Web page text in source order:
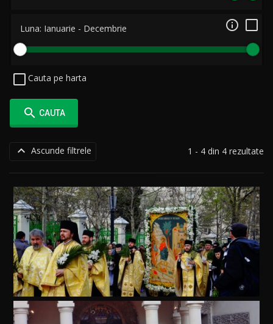
Luna: Ianuarie - Decembrie 
Cauta pe harta
 CAUTA
 Ascunde filtrele 1 - 4 din 4 rezultate